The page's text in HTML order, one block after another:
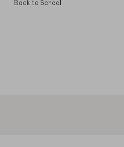
Back to School